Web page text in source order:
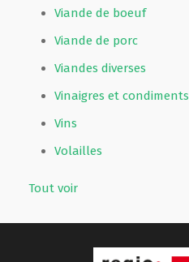
Viande de boeuf
Viande de porc
Viandes diverses
Vinaigres et condiments
Vins
Volailles
Tout voir